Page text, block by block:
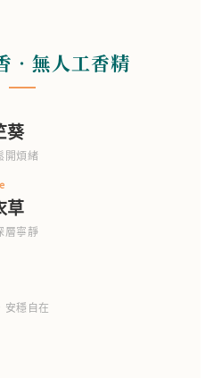
‧無人工香精
葵
開煩緒
草
層寧靜
安穩自在